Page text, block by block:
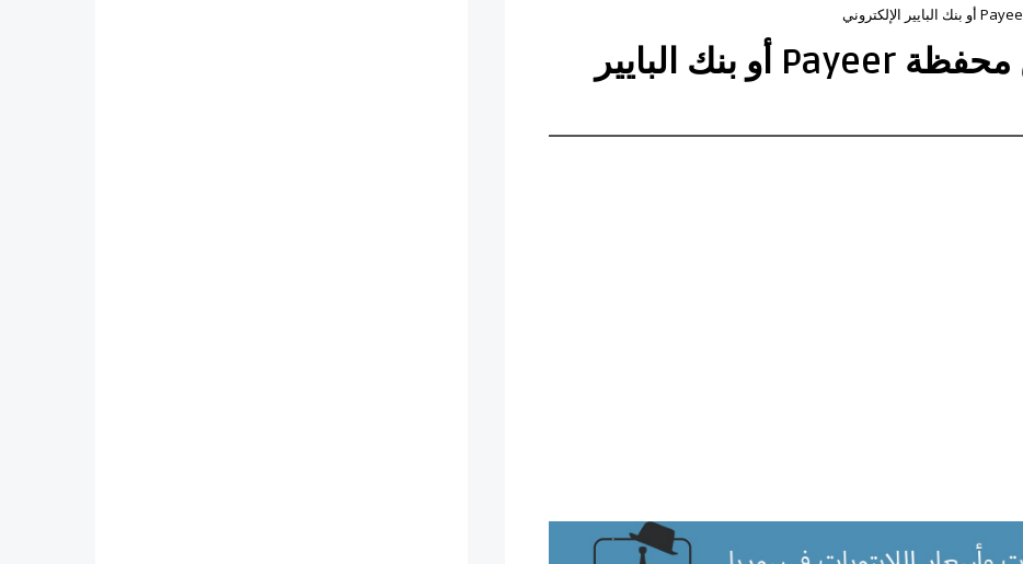
كل ما تريد معرفته عن محفظة Payeer أو بنك البايير